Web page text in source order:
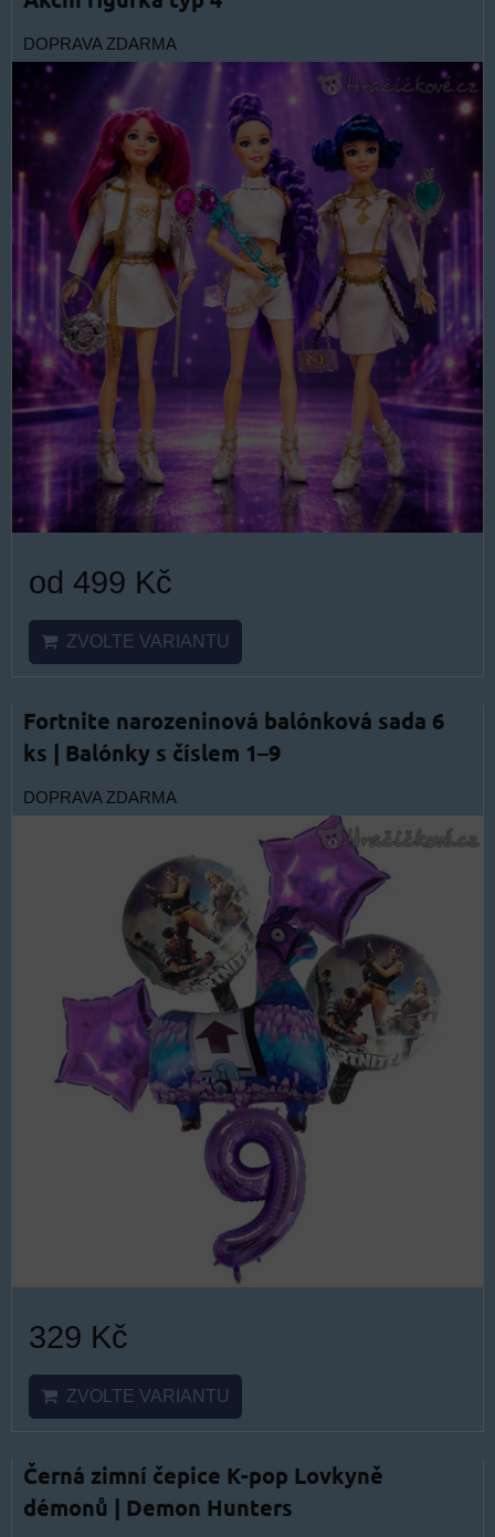
DOPRAVA ZDARMA
od 499 Kč
ZVOLTE VARIANTU
Fortnite narozeninová balónková sada 6
ks | Balónky s číslem 1–9
DOPRAVA ZDARMA
329 Kč
ZVOLTE VARIANTU
Černá zimní čepice K-pop Lovkyně
démonů | Demon Hunters